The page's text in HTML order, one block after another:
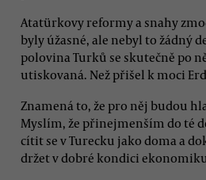
Atatürkovy reformy a snahy
byly úžasné, ale nebyl to žádný
polovina Turků se skutečně po
utiskovaná. Než přišel k moci
Znamená to, že pro něj budou
Myslím, že přinejmenším do té
cítit se v Turecku jako doma a
držet v dobré kondici